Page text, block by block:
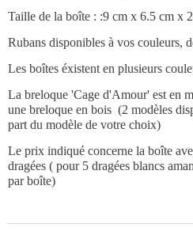
Taille de la boîte : :9 cm x 6.5 cm x
Rubans disponibles à vos couleurs,
Les boîtes éxistent en plusieurs
La breloque 'Cage d'Amour' est en
une breloque en bois (2 modèles
part du modèle de votre choix)
Le prix indiqué concerne la boîte
dragées ( pour 5 dragées blancs
par boîte)